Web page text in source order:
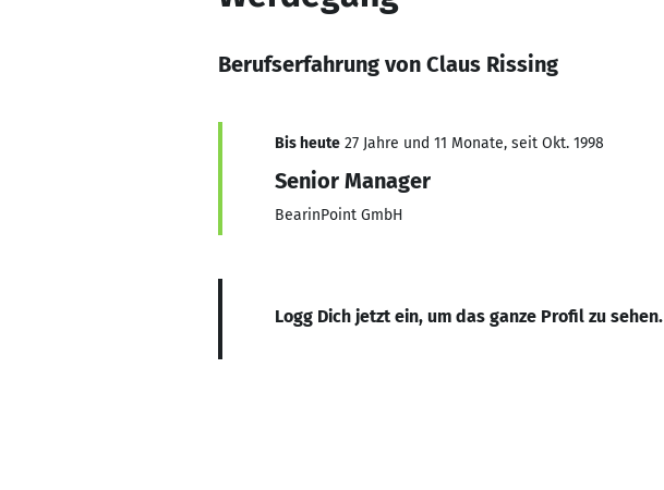
Berufserfahrung von Claus Rissing
Bis heute 27 Jahre und 11 Monate, seit Okt. 1998
Senior Manager
BearinPoint GmbH
Logg Dich jetzt ein, um das ganze Profil zu sehen.